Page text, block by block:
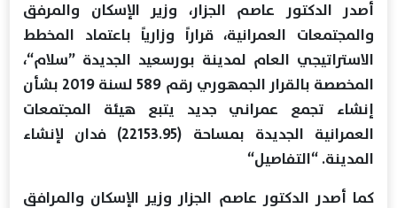
أصدر الدكتور عاصم الجزار، وزير الإسكان والمرفق
والمجتمعات العمرانية، قراراً وزارياً باعتماد المخطط
الاستراتيجي العام لمدينة بورسعيد الجديدة ”سلام“،
المخصصة بالقرار الجمهوري رقم 589 لسنة 2019 بشأن
إنشاء تجمع عمراني جديد يتبع هيئة المجتمعات
العمرانية الجديدة بمساحة (22153.95) فدان لإنشاء
المدينة. “التفاصيل“
كما أصدر الدكتور عاصم الجزار وزير الإسكان والمرافق